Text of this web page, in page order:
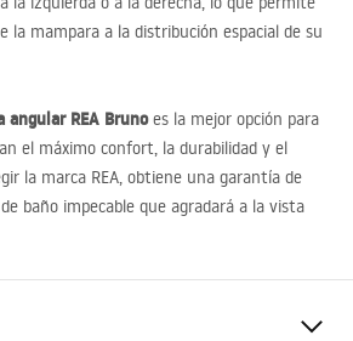
la mampara a la distribución espacial de su
angular REA Brunoes la mejor opción para
el máximo confort, la durabilidad y el
la marca REA, obtiene una garantía de
baño impecable que agradará a la vista